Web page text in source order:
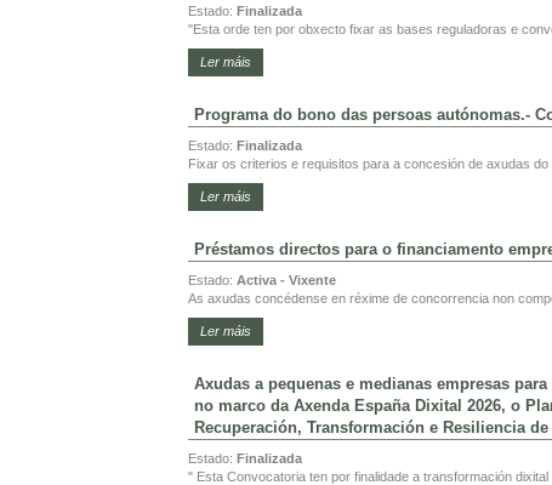
Estado: Finalizada
"Esta orde ten por obxecto fixar as bases reguladoras e
Ler máis
Programa do bono das persoas autónomas.-
Estado: Finalizada
Fixar os criterios e requisitos para a concesión de axudas
Ler máis
Préstamos directos para o financiamento
Estado: Activa - Vixente
As axudas concédense en réxime de concorrencia non
Ler máis
Axudas a pequenas e medianas empresas
no marco da Axenda España Dixital 2026, o
Recuperación, Transformación e Resiliencia
Estado: Finalizada
" Esta Convocatoria ten por finalidade a transformación dixital